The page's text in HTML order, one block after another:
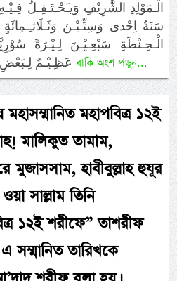
الْـمَوْلِدِ الشَّرِيْفِ وَيـَحْـتَـفِـلُ
سَنَةُ اِحْدٰى وَسِتِّـيْـنَ
الْـحِـنْطَةِ سَبْعِـيْـنَ لِـيْـرَةً
عَظِـيْـمٌ لِـبَعْضِ النَّاسِ فَلَمَّا جَاءَ وَقْتُ اِقবাকি অংশ পড়ুন...
মহাপবিত্র ১২ই
মালিকুত তামাম,
মুজাসসাম, হাবীবুল্লাহ হুযূর
সাল্লাম তিনি
১২ই শরীফে” তাশরীফ
সম্মানিত তারিখকে